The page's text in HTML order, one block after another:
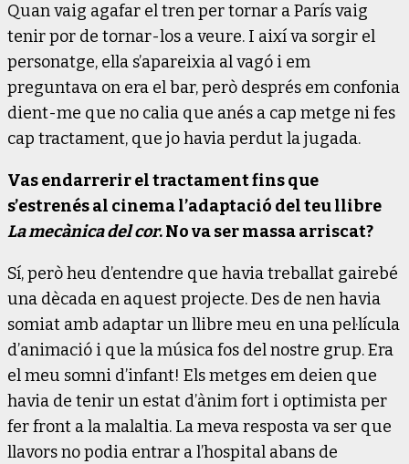
Quan vaig agafar el tren per tornar a París vaig
tenir por de tornar-los a veure. I així va sorgir el
personatge, ella s’apareixia al vagó i em
preguntava on era el bar, però després em confonia
dient-me que no calia que anés a cap metge ni fes
cap tractament, que jo havia perdut la jugada.
Vas endarrerir el tractament fins que
s’estrenés al cinema l’adaptació del teu llibre
La mecànica del cor. No va ser massa arriscat?
Sí, però heu d’entendre que havia treballat gairebé
una dècada en aquest projecte. Des de nen havia
somiat amb adaptar un llibre meu en una pel·lícula
d’animació i que la música fos del nostre grup. Era
el meu somni d’infant! Els metges em deien que
havia de tenir un estat d’ànim fort i optimista per
fer front a la malaltia. La meva resposta va ser que
llavors no podia entrar a l’hospital abans de